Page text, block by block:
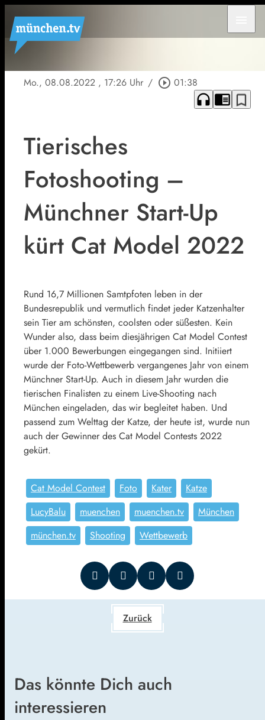
Mo., 08.08.2022 , 17:26 Uhr / play_circle_outline 01:38
headphones chrome_reader_mode bookmark_border
Tierisches
Fotoshooting –
Münchner Start-Up
kürt Cat Model 2022
Rund 16,7 Millionen Samtpfoten leben in der
Bundesrepublik und vermutlich findet jeder Katzenhalter
sein Tier am schönsten, coolsten oder süßesten. Kein
Wunder also, dass beim diesjährigen Cat Model Contest
über 1.000 Bewerbungen eingegangen sind. Initiiert
wurde der Foto-Wettbewerb vergangenes Jahr von einem
Münchner Start-Up. Auch in diesem Jahr wurden die
tierischen Finalisten zu einem Live-Shooting nach
München eingeladen, das wir begleitet haben. Und
passend zum Welttag der Katze, der heute ist, wurde nun
auch der Gewinner des Cat Model Contests 2022
gekürt.
Cat Model Contest Foto Kater
Katze
LucyBalu
muenchen muenchen.tv
München
münchen.tv
Shooting Wettbewerb
Zurück
Das könnte Dich auch
interessieren